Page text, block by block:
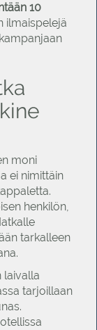
10
ilmaispelejä
moni
ei nimittäin
henkilön,
tarkalleen
laivalla
tarjoillaan